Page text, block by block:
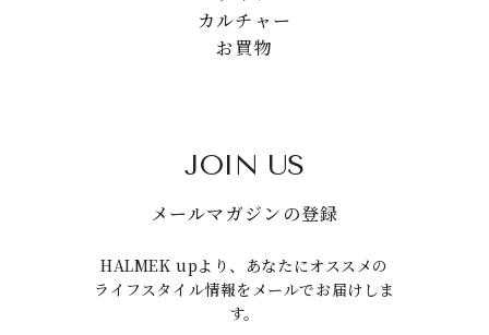
カルチャー
お買物
JOIN US
メールマガジンの登録
HALMEK upより、あなたにオススメの
ライフスタイル情報をメールでお届けしま
す。